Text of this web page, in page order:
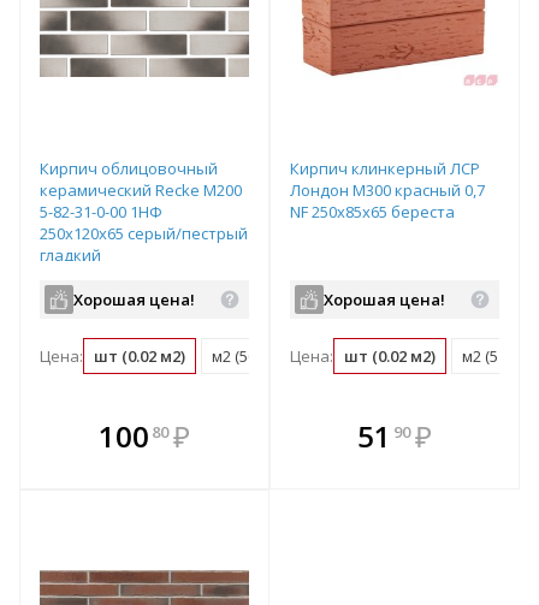
Кирпич облицовочный
керамический Recke М200
5-82-31-0-00 1НФ
250х120х65 серый/пестрый
гладкий
Хорошая цена!
Цена: шт (0.02 м2) м2 (50 шт) поддон (480 шт)
100 80 ₽
В комплекте
всегда выгоднее!
Кирпич клинкерный ЛСР
Лондон М300 красный 0,7
NF 250x85x65 береста
Хорошая цена!
Цена: шт (0.02 м2) м2 (51 шт)
В комплекте
всегда выгоднее!
51 90 ₽